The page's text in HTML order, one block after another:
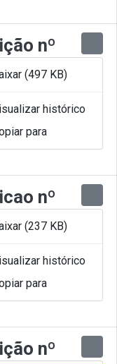
nº
Artur
nº
Artur
nº
(497 KB)
histórico
para
(237 KB)
histórico
para